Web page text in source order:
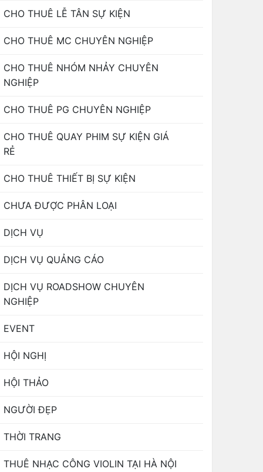
CHO THUÊ LỄ TÂN SỰ KIỆN
CHO THUÊ MC CHUYÊN NGHIỆP
CHO THUÊ NHÓM NHẢY CHUYÊN
NGHIỆP
CHO THUÊ PG CHUYÊN NGHIỆP
CHO THUÊ QUAY PHIM SỰ KIỆN GIÁ
RẺ
CHO THUÊ THIẾT BỊ SỰ KIỆN
CHƯA ĐƯỢC PHÂN LOẠI
DỊCH VỤ
DỊCH VỤ QUẢNG CÁO
DỊCH VỤ ROADSHOW CHUYÊN
NGHIỆP
EVENT
HỘI NGHỊ
HỘI THẢO
NGƯỜI ĐẸP
THỜI TRANG
THUÊ NHẠC CÔNG VIOLIN TẠI HÀ NỘI